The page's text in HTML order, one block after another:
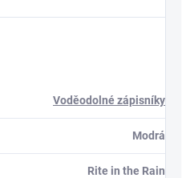
Voděodolné zápisníky
Modrá
Rite in the Rain